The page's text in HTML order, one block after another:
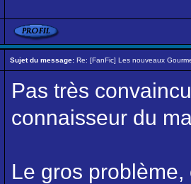
Sujet du message: Re: [FanFic] Les nouveaux
Pas très
connaisseur du
Le gros